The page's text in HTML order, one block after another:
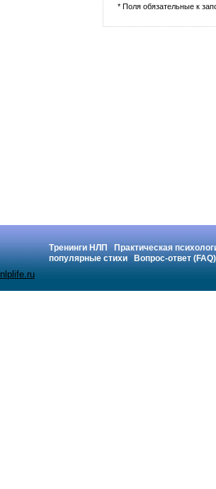
* Поля обязательные к
Тренинги НЛП
Практическая
популярные стихи
Вопрос-ответ (FAQ)
nlplife.ru